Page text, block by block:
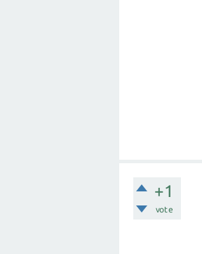
+1
vote